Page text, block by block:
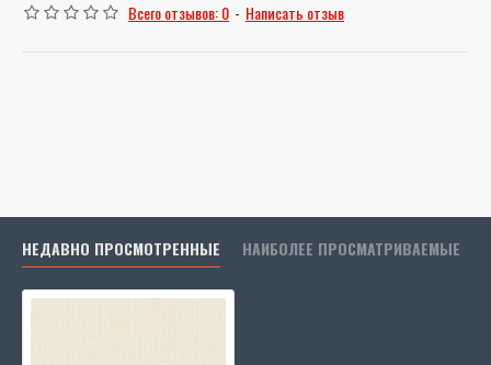
Всего отзывов: 0 - Написать отзыв
НЕДАВНО ПРОСМОТРЕННЫЕ НАИБОЛЕЕ ПРОСМАТРИВАЕМЫЕ